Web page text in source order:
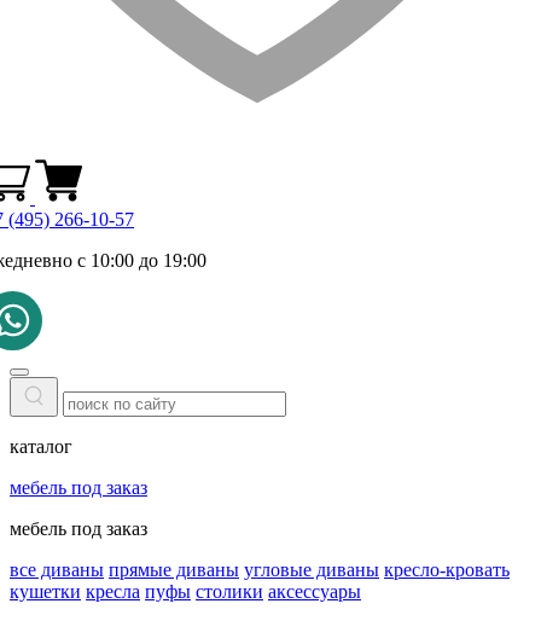
(495) 266-10-57
с 10:00 до 19:00
каталог
мебель под заказ
мебель под заказ
все диваны прямые диваны угловые диваны кресло-кровать
кушетки кресла пуфы столики аксессуары